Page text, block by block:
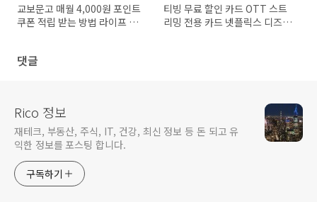
교보문고 매월 4,000원 포인트
쿠폰 적립 받는 방법 라이프 플
티빙 무료 할인 카드 OTT 스트
리밍 전용 카드 넷플릭스 디즈니
댓글
Rico 정보
재테크, 부동산, 주식, IT, 건강, 최신 정보 등 돈 되고 유
익한 정보를 포스팅 합니다.
구독하기